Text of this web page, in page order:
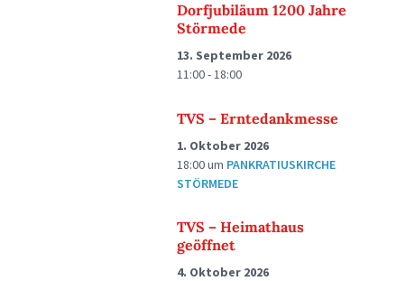
Dorfjubiläum 1200 Jahre
Störmede
13. September 2026
11:00 - 18:00
TVS – Erntedankmesse
1. Oktober 2026
18:00um PANKRATIUSKIRCHE
STÖRMEDE
TVS – Heimathaus
geöffnet
4. Oktober 2026